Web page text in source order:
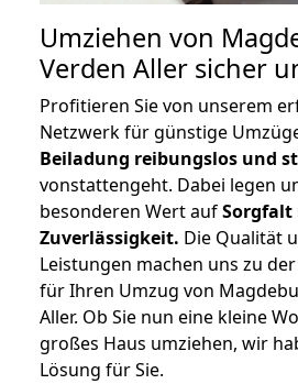
Umziehen von
Verden Aller sicher
Profitieren Sie von unserem
Netzwerk für günstige
Beiladung reibungslos und
vonstattengeht. Dabei legen
besonderen Wert aufSorgfalt
Zuverlässigkeit. Die Qualität
Leistungen machen uns zu
für Ihren Umzug von
Aller. Ob Sie nun eine kleine
großes Haus umziehen, wir
Lösung für Sie.